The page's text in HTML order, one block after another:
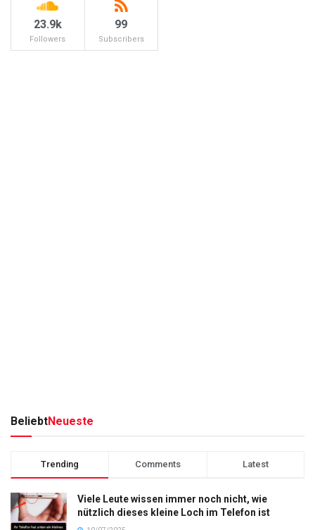
23.9k
Followers
99
Subscribers
BeliebtNeueste
Trending Comments Latest
Viele Leute wissen immer noch nicht, wie
nützlich dieses kleine Loch im Telefon ist